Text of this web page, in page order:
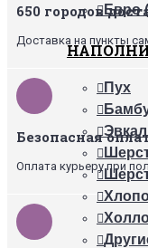
Евро
Пух
650 городов
Доставка на пункты
Безопасная
Оплата курьеру при